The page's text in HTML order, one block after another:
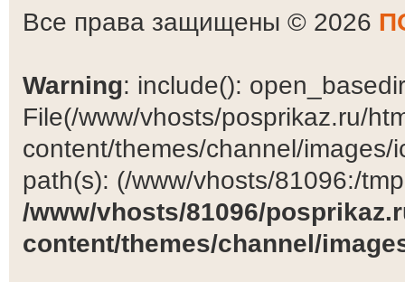
Все права защищены © 2026
Warning: include():
File(/www/vhosts/posprikaz.ru/
content/themes/channel/
path(s): (/www/vhosts/81096:/
/www/vhosts/81096/
content/themes/channel/